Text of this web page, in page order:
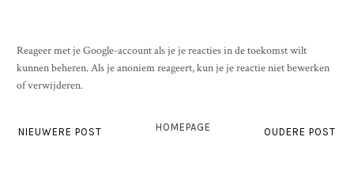
Reageer met je Google-account als je je reacties in de toekomst wilt
kunnen beheren. Als je anoniem reageert, kun je je reactie niet bewerken
of verwijderen.
NIEUWERE POST OUDERE POST
HOMEPAGE